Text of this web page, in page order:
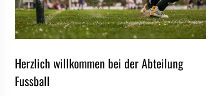
Herzlich willkommen bei der Abteilung
Fussball